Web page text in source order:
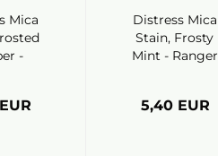
Mica
-
Distress Mica
Stain, Frosty
Mint - Ranger
5,40 EUR